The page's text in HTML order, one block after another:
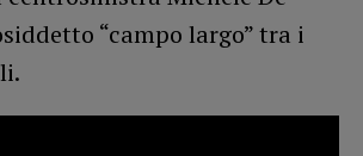
“campo largo” tra i